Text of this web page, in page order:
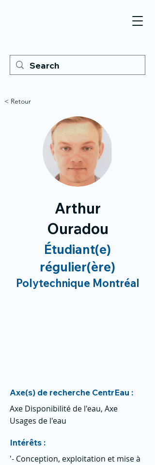
< Retour
Arthur
Ouradou
Étudiant(e)
régulier(ère)
Polytechnique Montréal
Axe(s) de recherche CentrEau :
Axe Disponibilité de l'eau, Axe
Usages de l'eau
Intérêts :
'- Conception, exploitation et mise à